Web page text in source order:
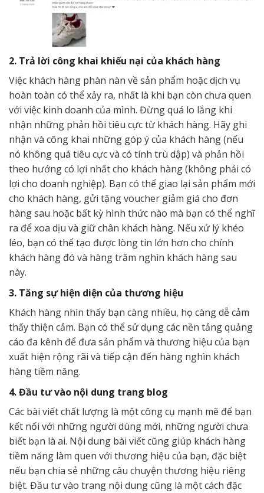
2. Trả lời công khai khiếu nại của khách hàng
Việc khách hàng phàn nàn về sản phẩm hoặc dịch vụ
hoàn toàn có thể xảy ra, nhất là khi bạn còn chưa quen
với việc kinh doanh của mình. Đừng quá lo lắng khi
nhận những phản hồi tiêu cực từ khách hàng. Hãy ghi
nhận và công khai những góp ý của khách hàng (nếu
nó không quá tiêu cực và có tính trù dập) và phản hồi
theo hướng có lợi nhất cho khách hàng (không phải có
lợi cho doanh nghiệp). Bạn có thể giao lại sản phẩm mới
cho khách hàng, gửi tặng voucher giảm giá cho đơn
hàng sau hoặc bất kỳ hình thức nào mà bạn có thể nghĩ
ra để xoa dịu và giữ chân khách hàng. Nếu xử lý khéo
léo, bạn có thể tạo được lòng tin lớn hơn cho chính
khách hàng đó và hàng trăm nghìn khách hàng sau
này.
3. Tăng sự hiện diện của thương hiệu
Khách hàng nhìn thấy bạn càng nhiều, họ càng dễ cảm
thấy thiện cảm. Bạn có thể sử dụng các nền tảng quảng
cáo đa kênh để đưa sản phẩm và thương hiệu của bạn
xuất hiện rộng rãi và tiếp cận đến hàng nghìn khách
hàng tiềm năng.
4. Đầu tư vào nội dung trang blog
Các bài viết chất lượng là một công cụ mạnh mẽ để bạn
kết nối với những người dùng mới, những người chưa
biết bạn là ai. Nội dung bài viết cũng giúp khách hàng
tiềm năng làm quen với thương hiệu của bạn, đặc biệt
nếu bạn chia sẻ những câu chuyện thương hiệu riêng
biệt. Đầu tư vào trang nội dung cũng là một cách đặc